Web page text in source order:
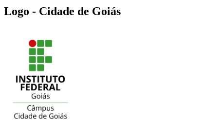
Logo - Cidade de Goiás